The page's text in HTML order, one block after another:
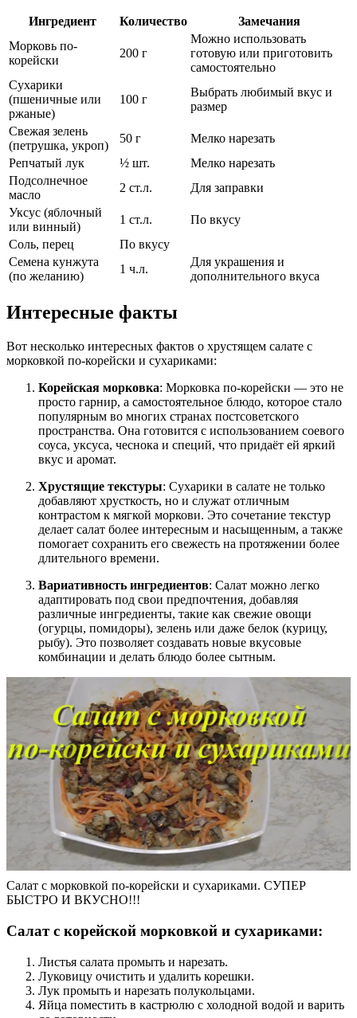
Ингредиент Количество
Замечания
Морковь по-
корейски
200 г
Можно использовать
готовую или приготовить
самостоятельно
Сухарики
(пшеничные или
ржаные)
100 г
Выбрать любимый вкус и
размер
Свежая зелень
(петрушка, укроп)
50 г
Мелко нарезать
Репчатый лук
½ шт.
Мелко нарезать
Подсолнечное
масло
2 ст.л.
Для заправки
Уксус (яблочный
или винный)
1 ст.л.
По вкусу
Соль, перец
По вкусу
Семена кунжута
(по желанию)
1 ч.л.
Для украшения и
дополнительного вкуса
Интересные факты
Вот несколько интересных фактов о хрустящем салате с
морковкой по-корейски и сухариками:
Корейская морковка: Морковка по-корейски — это не
просто гарнир, а самостоятельное блюдо, которое стало
популярным во многих странах постсоветского
пространства. Она готовится с использованием соевого
соуса, уксуса, чеснока и специй, что придаёт ей яркий
вкус и аромат.
Хрустящие текстуры: Сухарики в салате не только
добавляют хрусткость, но и служат отличным
контрастом к мягкой моркови. Это сочетание текстур
делает салат более интересным и насыщенным, а также
помогает сохранить его свежесть на протяжении более
длительного времени.
Вариативность ингредиентов: Салат можно легко
адаптировать под свои предпочтения, добавляя
различные ингредиенты, такие как свежие овощи
(огурцы, помидоры), зелень или даже белок (курицу,
рыбу). Это позволяет создавать новые вкусовые
комбинации и делать блюдо более сытным.
Салат с морковкой по-корейски и сухариками. СУПЕР
БЫСТРО И ВКУСНО!!!
Салат с корейской морковкой и сухариками:
Листья салата промыть и нарезать.
Луковицу очистить и удалить корешки.
Лук промыть и нарезать полукольцами.
Яйца поместить в кастрюлю с холодной водой и варить